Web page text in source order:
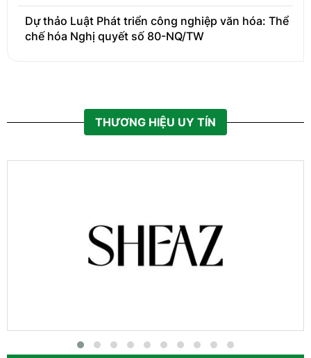
Dự thảo Luật Phát triển công nghiệp văn hóa: Thể
chế hóa Nghị quyết số 80-NQ/TW
THƯƠNG HIỆU UY TÍN